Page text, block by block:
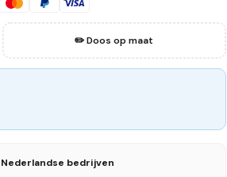
✏️ Doos op maat
Nederlandse bedrijven